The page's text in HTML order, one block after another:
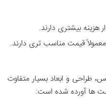
بیشتری دارند.
قیمت مناسب تری دارند.
طراحی و ابعاد بسیار متفاوت
ها آورده شده است: